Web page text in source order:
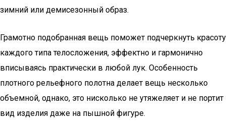
зимний или демисезонный образ.
Грамотно подобранная вещь поможет подчеркнуть красоту
каждого типа телосложения, эффектно и гармонично
вписываясь практически в любой лук. Особенность
плотного рельефного полотна делает вещь несколько
объемной, однако, это нисколько не утяжеляет и не портит
вид изделия даже на пышной фигуре.